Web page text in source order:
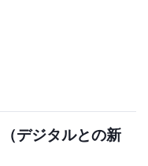
デジタルとの新